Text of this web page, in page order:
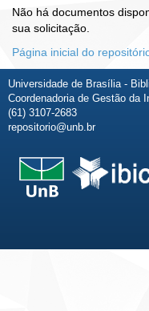
Não há documentos
sua solicitação.
Página inicial do
Universidade de Brasília -
Coordenadoria de Gestão da
(61) 3107-2683
repositorio@unb.br